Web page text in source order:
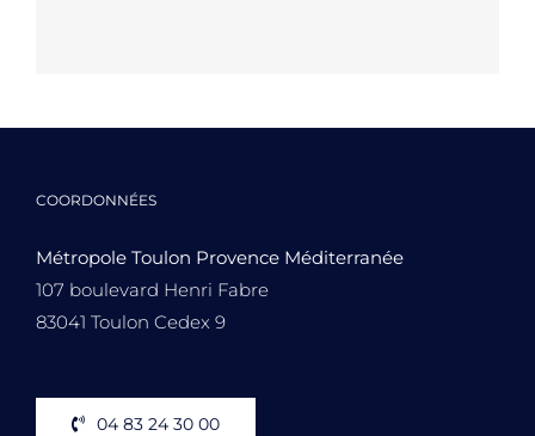
COORDONNÉES
Métropole Toulon Provence Méditerranée
107 boulevard Henri Fabre
83041 Toulon Cedex 9
04 83 24 30 00